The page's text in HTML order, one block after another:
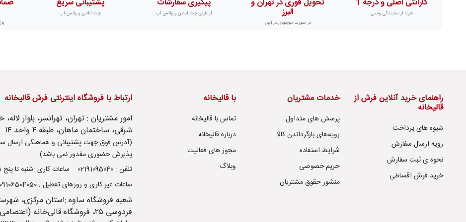
گارانتی اصلی و درجه 1
خرید از نمایندگی رسمی
تحویل فوری در تهران و
البرز
در صورت موجودی در انبار
پیگیری سفارشات
از طریق چت آنلاین و واتس آپ
پشتیبانی سریع
چت آنلاین و واتس آپ
راهنمای خرید آنلاین فرش از
قالیخانه
شیوه های پرداخت
رویه ارسال سفارش
نحوه ی ثبت سفارش
خرید فرش اقساطی
خدمات مشتریان
پرسش های متداول
رویه‌های بازگرداندن کالا
شرایط استفاده
حریم خصوصی
منشور حقوق مشتریان
با قالیخانه
تماس با قالیخانه
درباره قالیخانه
مجوز های فعالیت
وبلاگ
ارتباط با فروشگاه اینترنتی فرش قالیخانه
شرقی، ساختمان ماهان، طبقه ۴ واحد ۱۴
(آدرس فوق جهت پشتیبانی و هماهنگی ارسال
پذیرش حضوری مقدور نمی باشد)
تلفن : 02191095040
ساعات کاری :شنبه تا پنج شنبه 9 صبح
ساعات غیر کاری و روزهای تعطیل : 09106504050
شعبه فروشگاه ساوه :استان مرکزی،
فردوسی ۲۵، فروشگاه قالی‌خانه (اعتصامی)